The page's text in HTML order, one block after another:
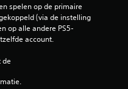
e
spelen op de primaire
(via de instelling
op alle andere PS5-
account.
de